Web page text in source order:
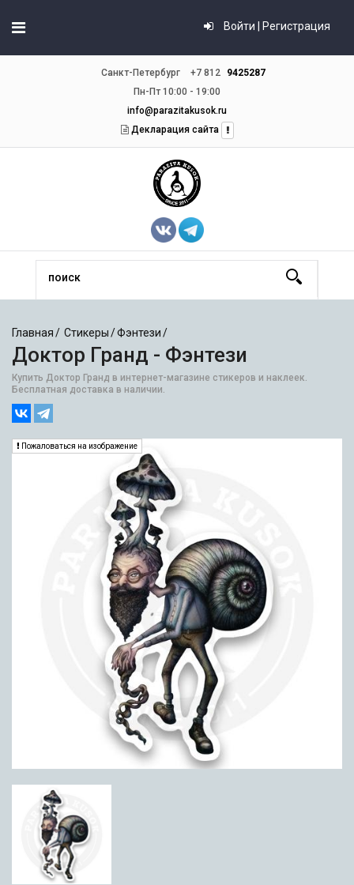
Войти | Регистрация
Санкт-Петербург +7 812
9425287
Пн-Пт 10:00 - 19:00
info@parazitakusok.ru
Декларация сайта
Главная Стикеры Фэнтези
Доктор Гранд - Фэнтези
Купить Доктор Гранд в интернет-магазине стикеров и наклеек.
Бесплатная доставка в наличии.
Пожаловаться на изображение